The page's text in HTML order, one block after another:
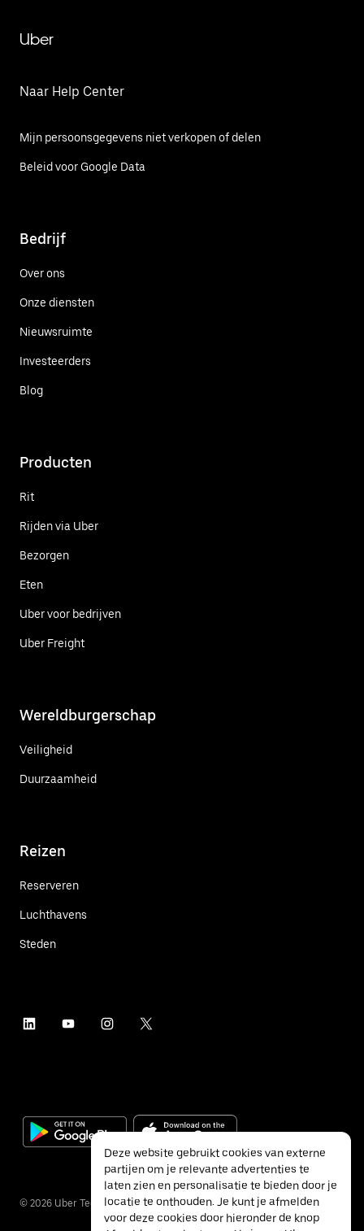
Uber
Naar Help Center
Mijn persoonsgegevens niet verkopen of delen
Beleid voor Google Data
Bedrijf
Over ons
Onze diensten
Nieuwsruimte
Investeerders
Blog
Producten
Rit
Rijden via Uber
Bezorgen
Eten
Uber voor bedrijven
Uber Freight
Wereldburgerschap
Veiligheid
Duurzaamheid
Reizen
Reserveren
Luchthavens
Steden
© 2026 Uber Technologies Inc.
Deze website gebruikt cookies van externe
partijen om je relevante advertenties te
laten zien en personalisatie te bieden door je
locatie te onthouden. Je kunt je afmelden
voor deze cookies door hieronder de knop